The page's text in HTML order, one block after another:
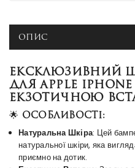
ОПИС
ЕКСКЛЮЗИВНИЙ
ДЛЯ APPLE IPHONE
ЕКЗОТИЧНОЮ
🌟 Особливості:
Натуральна Шкіра: Цей
натуральної шкіри, яка
приємно на дотик.